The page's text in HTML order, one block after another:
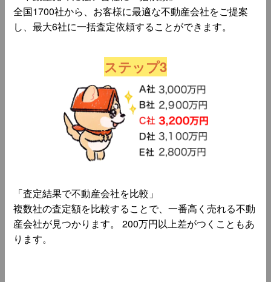
全国1700社から、お客様に最適な不動産会社をご提案
し、最大6社に一括査定依頼することができます。
ステップ3
「査定結果で不動産会社を比較」
複数社の査定額を比較することで、一番高く売れる不動
産会社が見つかります。 200万円以上差がつくこともあ
ります。